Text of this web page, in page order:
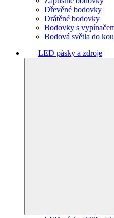
Dřevěné bodovky
Drátěné bodovky
Bodovky s
Bodová světla do
LED pásky a zdroje